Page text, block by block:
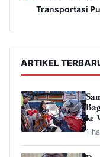
Transportasi
ARTIKEL
ke
1